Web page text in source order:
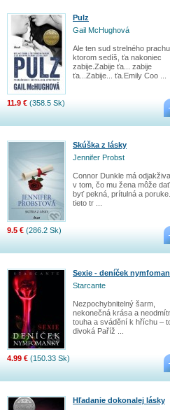
Pulz
Gail McHughová
Ale ten sud strelného
ktorom sedíš, ťa nakoniec
zabije.Zabije ťa... zabije
ťa...Zabije... ťa.Emily Coo ...
11.9 € (358.5 Sk)
Skúška z lásky
Jennifer Probst
Connor Dunkle má
v tom, čo mu žena môže
byť pekná, prítulná a
tieto tr ...
9.5 € (286.2 Sk)
Sexie - deníček
Starcante
Nezpochybnitelný šarm,
nekonečná krása a
touha a svádění k hříchu –
divoká Paříž ...
4.99 € (150.33 Sk)
Hľadanie dokonalej lásky